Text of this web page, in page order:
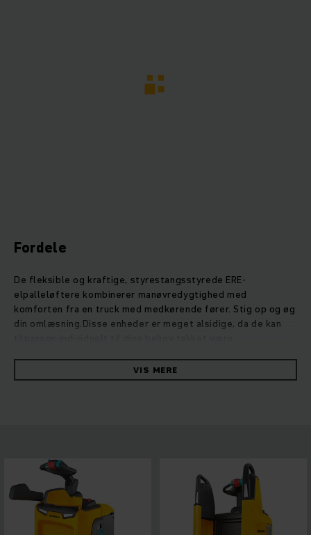
Fordele
De fleksible og kraftige, styrestangsstyrede ERE-
elpalleløftere kombinerer manøvredygtighed med
komforten fra en truck med medkørende fører. Stig op og øg
din omlæsning.Disse enheder er meget alsidige, da de kan
mange modifikationer til dine behov, lige fra den øgede
effektivitet over mere sikkerhed og til udstyr til anvendelse
energibesparelse på op til 33 %. Vores
vekselstrømsmotorer giver dig høj ydelse og hurtig
reaktionstid, uden at gå på kompromis med
manøvredygtigheden.
VIS MERE